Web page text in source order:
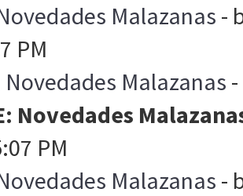
Malazanas -
PM
Novedades Malazanas
Novedades
PM
Malazanas -